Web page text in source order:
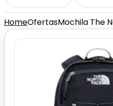
HomeOfertasMochila The